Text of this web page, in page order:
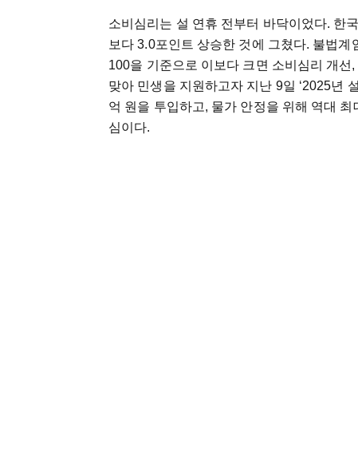
소비심리는 설 연휴 전부터 바닥이었다. 한
보다 3.0포인트 상승한 것에 그쳤다. 불법
100을 기준으로 이보다 크면 소비심리 개
맞아 민생을 지원하고자 지난 9일 ‘2025년
억 원을 투입하고, 물가 안정을 위해 역대
심이다.